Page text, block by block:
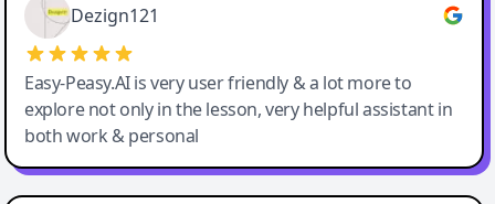
Dezign121
Easy-Peasy.AI is very user friendly & a lot more to
explore not only in the lesson, very helpful assistant in
both work & personal